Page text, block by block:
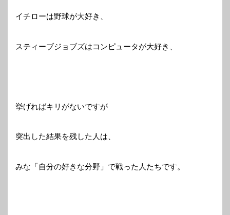
イチローは野球が大好き、
スティーブジョブズはコンピュータが大好き、
挙げればキリがないですが
突出した結果を残した人は、
みな「自分の好きな分野」で戦った人たちです。